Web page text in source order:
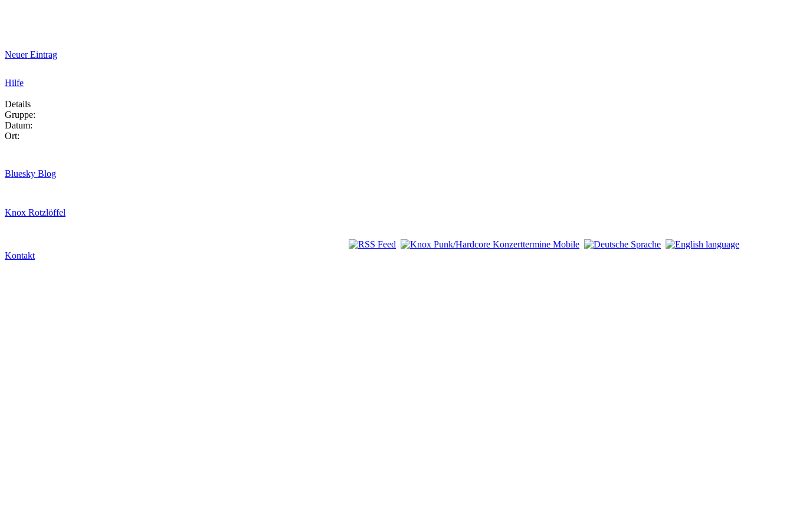
Neuer Eintrag
Hilfe
Details
Gruppe:
Datum:
Ort:
Bluesky Blog
Knox Rotzlöffel
Kontakt